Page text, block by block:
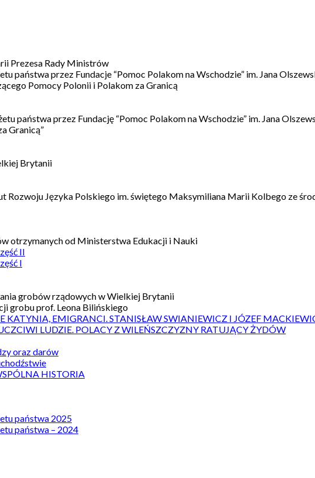
Prezesa Rady Ministrów
państwa przez Fundacje “Pomoc Polakom na Wschodzie” im. Jana
Pomocy Polonii i Polakom za Granicą
państwa przez Fundację “Pomoc Polakom na Wschodzie” im. Jana
Granicą”
Brytanii
Rozwoju Języka Polskiego im. świętego Maksymiliana Marii Kolbego ze
otrzymanych od Ministerstwa Edukacji i Nauki
II
I
grobów rządowych w Wielkiej Brytanii
grobu prof. Leona Bilińskiego
KATYNIA, EMIGRANCI. STANISŁAW SWIANIEWICZ I JÓZEF
LUDZIE. POLACY Z WILEŃSZCZYZNY RATUJĄCY ŻYDÓW
oraz darów
HISTORIA
państwa 2025
państwa – 2024